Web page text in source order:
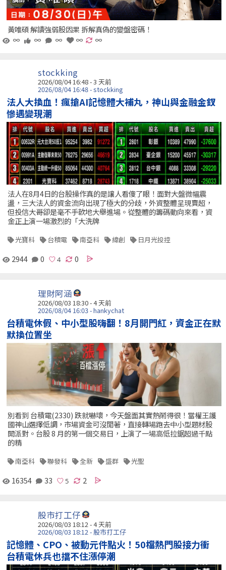
黃唯碩 解讀強弱股因果 拆解真偽的變盤密碼！
∞
∞ ∞ ∞ ∞
stockking
2026/08/04 16:48 - 3 天前
2026/08/04 16:48 - stockking
法人大換血！瘋搶AI記憶體大補丸，神山與金融金釵
慘遇變現潮
法人在8月4日的台股操作真的是讓人看傻了眼！面對大盤微幅震
盪，三大法人的資金流向出現了極大的分歧，外資整體呈現賣超，
但投信大哥卻是毫不手軟地大舉進場。從整體的籌碼動向來看，資
金正上演一場激烈的「大洗牌
光寶科 台積電 南亞科 緯創 日月光投控
2944 0 0
理財阿涵
2026/08/03 18:30 - 4 天前
2026/08/04 16:03 - hankychat
台積電休假、中小型股嗨翻！8月開門紅，資金正在默
默換位置坐
別看到 台積電(2330) 跌就嚇壞，今天盤面其實熱鬧得很！當權王護
國神山選擇低調，市場資金可沒閒著，直接轉場跑去中小型題材股
開派對。台股 8 月的第一個交易日，上演了一場高低拉鋸超過千點
的精
南亞科 聯發科 全新 盛群 光聖
16354 33 2
股市打工仔
2026/08/03 18:12 - 4 天前
2026/08/03 18:12 - 股市打工仔
記憶體、CPO、被動元件點火！50檔熱門股接力衝
台積電休兵也擋不住漲停潮